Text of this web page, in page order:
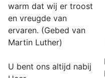
warm dat wij er troost
en vreugde van
ervaren. (Gebed van
Martin Luther)
U bent ons altijd nabij